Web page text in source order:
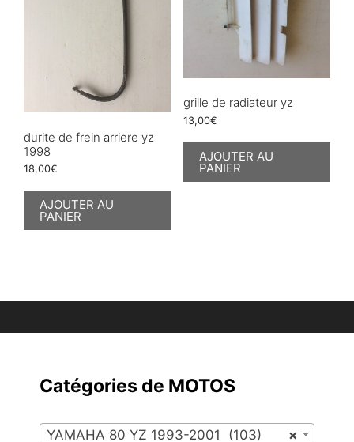
durite de frein arriere yz
1998
18,00€
AJOUTER AU
PANIER
grille de radiateur yz
13,00€
AJOUTER AU
PANIER
Catégories de MOTOS
×
YAMAHA 80 YZ 1993-2001 (103)